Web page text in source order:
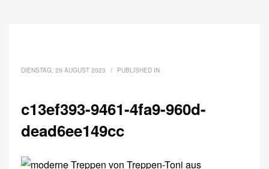
DIENSTAG, 29 AUGUST 2023 / PUBLISHED IN
c13ef393-9461-4fa9-960d-
dead6ee149cc